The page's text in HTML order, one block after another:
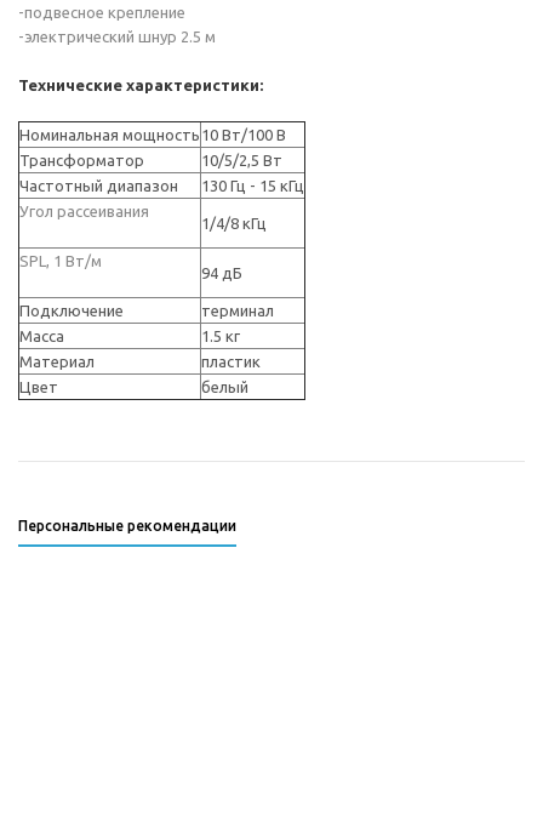
-подвесное крепление
-электрический шнур 2.5 м
Технические характеристики:
Номинальная мощность 10 Вт/100 В
Трансформатор
10/5/2,5 Вт
Частотный диапазон
130 Гц - 15 кГц
Угол рассеивания
1/4/8 кГц
SPL, 1 Вт/м
94 дБ
Подключение
терминал
Масса
1.5 кг
Материал
пластик
Цвет
белый
Персональные рекомендации